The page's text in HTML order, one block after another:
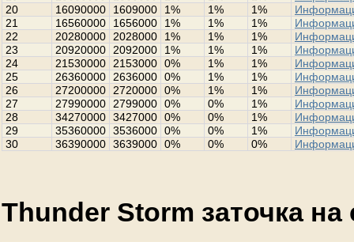
20
16090000 1609000 1% 1% 1%
21
16560000 1656000 1% 1% 1%
22
20280000 2028000 1% 1% 1%
23
20920000 2092000 1% 1% 1%
24
21530000 2153000 0% 1% 1%
25
26360000 2636000 0% 1% 1%
26
27200000 2720000 0% 1% 1%
27
27990000 2799000 0% 0% 1%
28
34270000 3427000 0% 0% 1%
29
35360000 3536000 0% 0% 1%
30
36390000 3639000 0% 0% 0%
Thunder Storm заточка